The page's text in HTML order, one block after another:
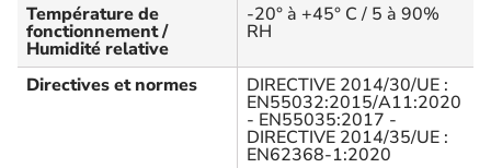
Température de
fonctionnement /
Humidité relative
-20° à +45° C / 5 à 90%
RH
Directives et normes DIRECTIVE 2014/30/UE :
EN55032:2015/A11:2020
- EN55035:2017 -
DIRECTIVE 2014/35/UE :
EN62368-1:2020